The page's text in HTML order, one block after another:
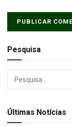
Pesquisa
Últimas Notícias